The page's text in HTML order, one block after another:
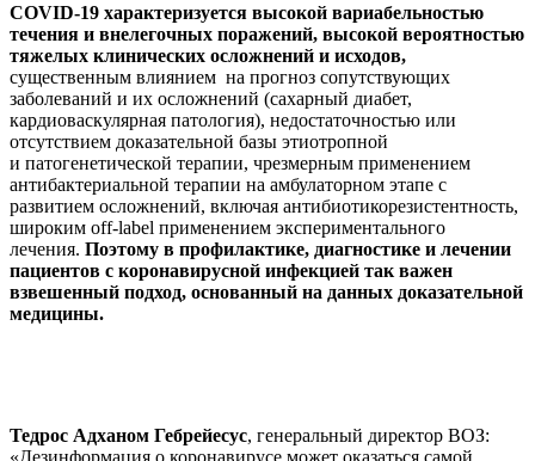
COVID-19 характеризуется высокой вариабельностью
течения и внелегочных поражений, высокой вероятностью
тяжелых клинических осложнений и исходов,
существенным влиянием на прогноз сопутствующих
заболеваний и их осложнений (сахарный диабет,
кардиоваскулярная патология), недостаточностью или
отсутствием доказательной базы этиотропной
и патогенетической терапии, чрезмерным применением
антибактериальной терапии на амбулаторном этапе с
развитием осложнений, включая антибиотикорезистентность,
широким off-label применением экспериментального
лечения. Поэтому в профилактике, диагностике и лечении
пациентов с коронавирусной инфекцией так важен
взвешенный подход, основанный на данных доказательной
медицины.
Тедрос Адханом Гебрейесус, генеральный директор ВОЗ:
«Дезинформация о коронавирусе может оказаться самой